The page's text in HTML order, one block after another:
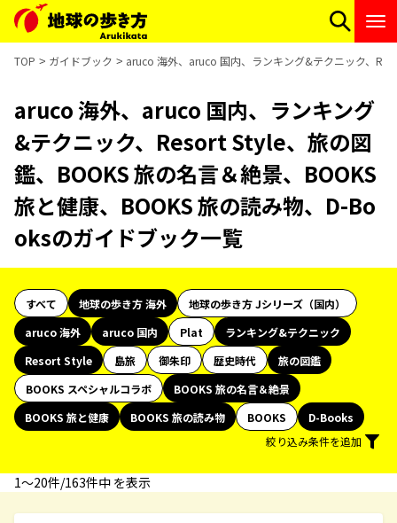
TOP ガイドブック aruco 海外、aruco 国内、ランキング&テクニック、
aruco 海外、aruco 国内、ランキング
&テクニック、Resort Style、旅の図
鑑、BOOKS 旅の名言＆絶景、BOOKS
旅と健康、BOOKS 旅の読み物、D-Bo
oksのガイドブック一覧
すべて 地球の歩き方 海外
地球の歩き方 Jシリーズ（国内）
aruco 海外
aruco 国内 Plat
ランキング&テクニック
Resort Style
島旅 御朱印 歴史時代
旅の図鑑
BOOKS スペシャルコラボ
BOOKS 旅の名言＆絶景
BOOKS 旅と健康
BOOKS 旅の読み物 BOOKS
D-Books
絞り込み条件を追加
1〜20件/163件中 を表示